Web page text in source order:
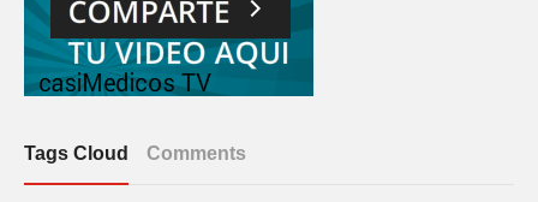
Tags Cloud Comments